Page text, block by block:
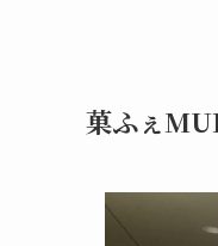
菓ふぇ